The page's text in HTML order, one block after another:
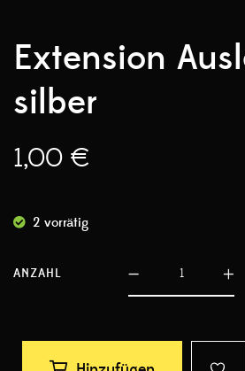
Extension
silber
1,00 €
2 vorrätig
ANZAHL